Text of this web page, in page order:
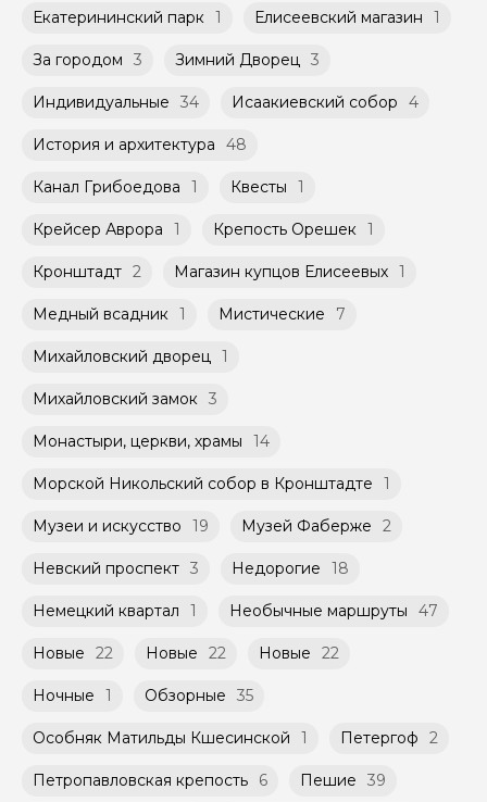
Екатерининский парк 1 Елисеевский магазин 1
За городом 3 Зимний Дворец 3
Индивидуальные 34 Исаакиевский собор 4
История и архитектура 48
Канал Грибоедова 1 Квесты 1
Крейсер Аврора 1 Крепость Орешек 1
Кронштадт 2 Магазин купцов Елисеевых 1
Медный всадник 1 Мистические 7
Михайловский дворец 1
Михайловский замок 3
Монастыри, церкви, храмы 14
Морской Никольский собор в Кронштадте 1
Музеи и искусство 19 Музей Фаберже 2
Невский проспект 3 Недорогие 18
Немецкий квартал 1 Необычные маршруты 47
Новые 22 Новые 22 Новые 22
Ночные 1 Обзорные 35
Особняк Матильды Кшесинской 1 Петергоф 2
Петропавловская крепость 6 Пешие 39